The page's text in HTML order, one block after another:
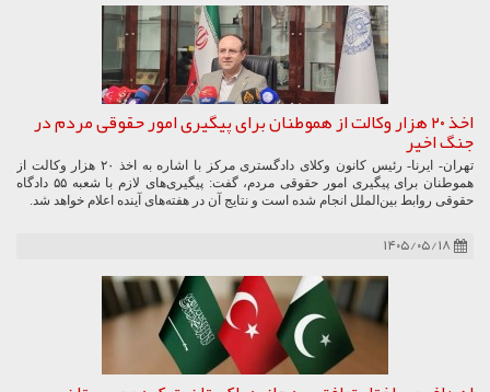
اخذ ۲۰ هزار وکالت از هموطنان برای پیگیری امور حقوقی مردم در
جنگ اخیر
تهران- ایرنا- رئیس کانون وکلای دادگستری مرکز با اشاره به اخذ ۲۰ هزار وکالت از
هموطنان برای پیگیری امور حقوقی مردم، گفت: پیگیری‌های لازم با شعبه ۵۵ دادگاه
حقوقی روابط بین‌الملل انجام شده است و نتایج آن در هفته‌های آینده اعلام خواهد شد.
۱۴۰۵/۰۵/۱۸